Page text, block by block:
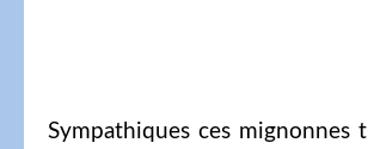
Sympathiques ces mignonnes